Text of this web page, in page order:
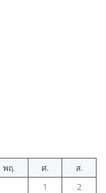
พฤ. ศ.
ส.
1
2